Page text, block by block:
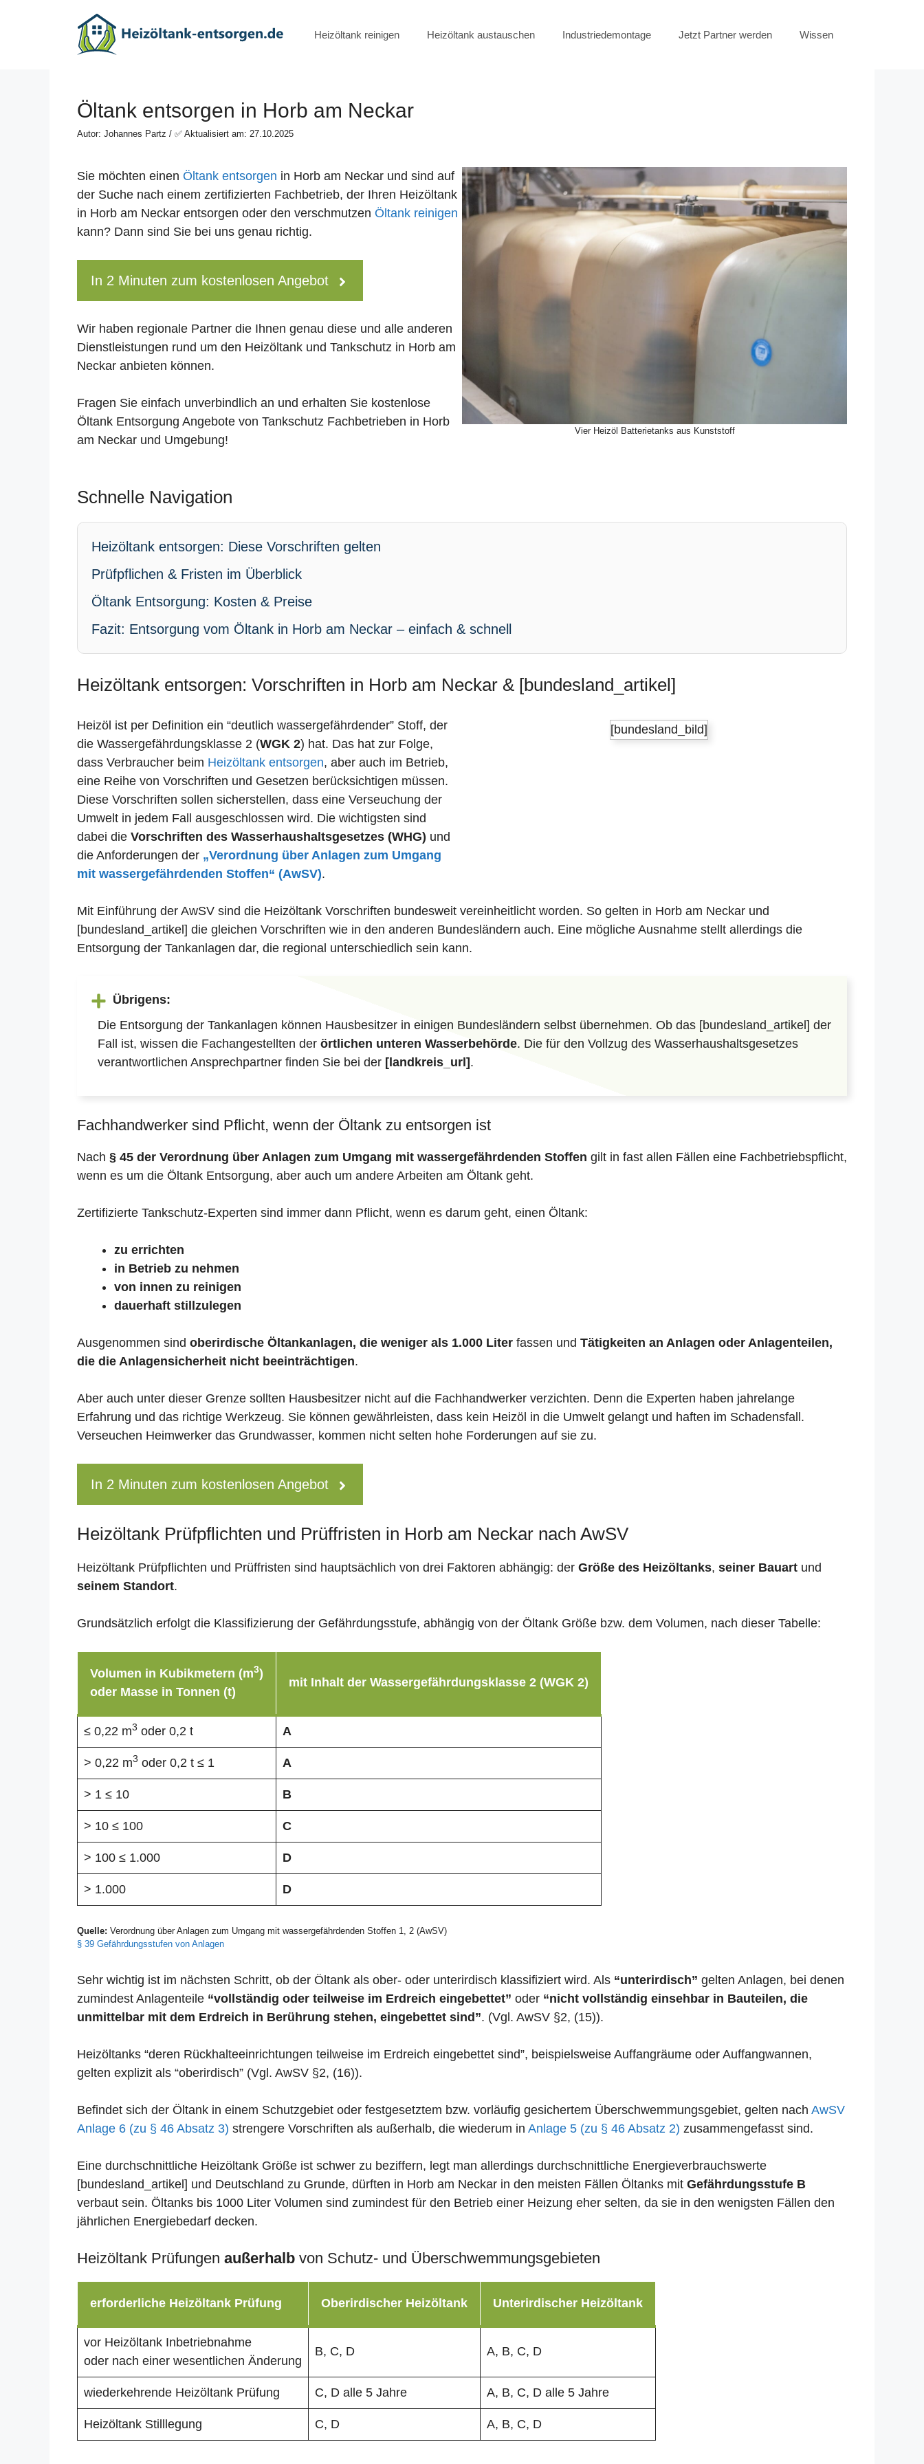
Heizöltank reinigen Heizöltank austauschen Industriedemontage Jetzt Partner werden Wissen
Öltank entsorgen in Horb am Neckar
Autor: Johannes Partz / ✅ Aktualisiert am: 27.10.2025
Sie möchten einen Öltank entsorgen in Horb am Neckar und sind auf
der Suche nach einem zertifizierten Fachbetrieb, der Ihren Heizöltank
in Horb am Neckar entsorgen oder den verschmutzen Öltank reinigen
kann? Dann sind Sie bei uns genau richtig.
In 2 Minuten zum kostenlosen Angebot
Wir haben regionale Partner die Ihnen genau diese und alle anderen
Dienstleistungen rund um den Heizöltank und Tankschutz in Horb am
Neckar anbieten können.
Fragen Sie einfach unverbindlich an und erhalten Sie kostenlose
Öltank Entsorgung Angebote von Tankschutz Fachbetrieben in Horb
am Neckar und Umgebung!
Vier Heizöl Batterietanks aus Kunststoff
Schnelle Navigation
Heizöltank entsorgen: Diese Vorschriften gelten
Prüfpflichen & Fristen im Überblick
Öltank Entsorgung: Kosten & Preise
Fazit: Entsorgung vom Öltank in Horb am Neckar – einfach & schnell
Heizöltank entsorgen: Vorschriften in Horb am Neckar & [bundesland_artikel]
Heizöl ist per Definition ein “deutlich wassergefährdender” Stoff, der
die Wassergefährdungsklasse 2 (WGK 2) hat. Das hat zur Folge,
dass Verbraucher beim Heizöltank entsorgen, aber auch im Betrieb,
eine Reihe von Vorschriften und Gesetzen berücksichtigen müssen.
Diese Vorschriften sollen sicherstellen, dass eine Verseuchung der
Umwelt in jedem Fall ausgeschlossen wird. Die wichtigsten sind
dabei die Vorschriften des Wasserhaushaltsgesetzes (WHG) und
die Anforderungen der „Verordnung über Anlagen zum Umgang
mit wassergefährdenden Stoffen“ (AwSV).
[bundesland_bild]
Mit Einführung der AwSV sind die Heizöltank Vorschriften bundesweit vereinheitlicht worden. So gelten in Horb am Neckar und
[bundesland_artikel] die gleichen Vorschriften wie in den anderen Bundesländern auch. Eine mögliche Ausnahme stellt allerdings die
Entsorgung der Tankanlagen dar, die regional unterschiedlich sein kann.
Übrigens:
Die Entsorgung der Tankanlagen können Hausbesitzer in einigen Bundesländern selbst übernehmen. Ob das [bundesland_artikel] der
Fall ist, wissen die Fachangestellten der örtlichen unteren Wasserbehörde. Die für den Vollzug des Wasserhaushaltsgesetzes
verantwortlichen Ansprechpartner finden Sie bei der [landkreis_url].
Fachhandwerker sind Pflicht, wenn der Öltank zu entsorgen ist
Nach § 45 der Verordnung über Anlagen zum Umgang mit wassergefährdenden Stoffen gilt in fast allen Fällen eine Fachbetriebspflicht,
wenn es um die Öltank Entsorgung, aber auch um andere Arbeiten am Öltank geht.
Zertifizierte Tankschutz-Experten sind immer dann Pflicht, wenn es darum geht, einen Öltank:
zu errichten
in Betrieb zu nehmen
von innen zu reinigen
dauerhaft stillzulegen
Ausgenommen sind oberirdische Öltankanlagen, die weniger als 1.000 Liter fassen und Tätigkeiten an Anlagen oder Anlagenteilen,
die die Anlagensicherheit nicht beeinträchtigen.
Aber auch unter dieser Grenze sollten Hausbesitzer nicht auf die Fachhandwerker verzichten. Denn die Experten haben jahrelange
Erfahrung und das richtige Werkzeug. Sie können gewährleisten, dass kein Heizöl in die Umwelt gelangt und haften im Schadensfall.
Verseuchen Heimwerker das Grundwasser, kommen nicht selten hohe Forderungen auf sie zu.
In 2 Minuten zum kostenlosen Angebot
Heizöltank Prüfpflichten und Prüffristen in Horb am Neckar nach AwSV
Heizöltank Prüfpflichten und Prüffristen sind hauptsächlich von drei Faktoren abhängig: der Größe des Heizöltanks, seiner Bauart und
seinem Standort.
Grundsätzlich erfolgt die Klassifizierung der Gefährdungsstufe, abhängig von der Öltank Größe bzw. dem Volumen, nach dieser Tabelle:
Volumen in Kubikmetern (m3)
oder Masse in Tonnen (t)
mit Inhalt der Wassergefährdungsklasse 2 (WGK 2)
≤ 0,22 m3 oder 0,2 t A
> 0,22 m3 oder 0,2 t ≤ 1 A
> 1 ≤ 10 B
> 10 ≤ 100 C
> 100 ≤ 1.000 D
> 1.000 D
Quelle: Verordnung über Anlagen zum Umgang mit wassergefährdenden Stoffen 1, 2 (AwSV)
§ 39 Gefährdungsstufen von Anlagen
Sehr wichtig ist im nächsten Schritt, ob der Öltank als ober- oder unterirdisch klassifiziert wird. Als “unterirdisch” gelten Anlagen, bei denen
zumindest Anlagenteile “vollständig oder teilweise im Erdreich eingebettet” oder “nicht vollständig einsehbar in Bauteilen, die
unmittelbar mit dem Erdreich in Berührung stehen, eingebettet sind”. (Vgl. AwSV §2, (15)).
Heizöltanks “deren Rückhalteeinrichtungen teilweise im Erdreich eingebettet sind”, beispielsweise Auffangräume oder Auffangwannen,
gelten explizit als “oberirdisch” (Vgl. AwSV §2, (16)).
Befindet sich der Öltank in einem Schutzgebiet oder festgesetztem bzw. vorläufig gesichertem Überschwemmungsgebiet, gelten nach AwSV
Anlage 6 (zu § 46 Absatz 3) strengere Vorschriften als außerhalb, die wiederum in Anlage 5 (zu § 46 Absatz 2) zusammengefasst sind.
Eine durchschnittliche Heizöltank Größe ist schwer zu beziffern, legt man allerdings durchschnittliche Energieverbrauchswerte
[bundesland_artikel] und Deutschland zu Grunde, dürften in Horb am Neckar in den meisten Fällen Öltanks mit Gefährdungsstufe B
verbaut sein. Öltanks bis 1000 Liter Volumen sind zumindest für den Betrieb einer Heizung eher selten, da sie in den wenigsten Fällen den
jährlichen Energiebedarf decken.
Heizöltank Prüfungen außerhalb von Schutz- und Überschwemmungsgebieten
erforderliche Heizöltank Prüfung Oberirdischer Heizöltank Unterirdischer Heizöltank
vor Heizöltank Inbetriebnahme
oder nach einer wesentlichen Änderung
B, C, D A, B, C, D
wiederkehrende Heizöltank Prüfung C, D alle 5 Jahre A, B, C, D alle 5 Jahre
Heizöltank Stilllegung C, D A, B, C, D